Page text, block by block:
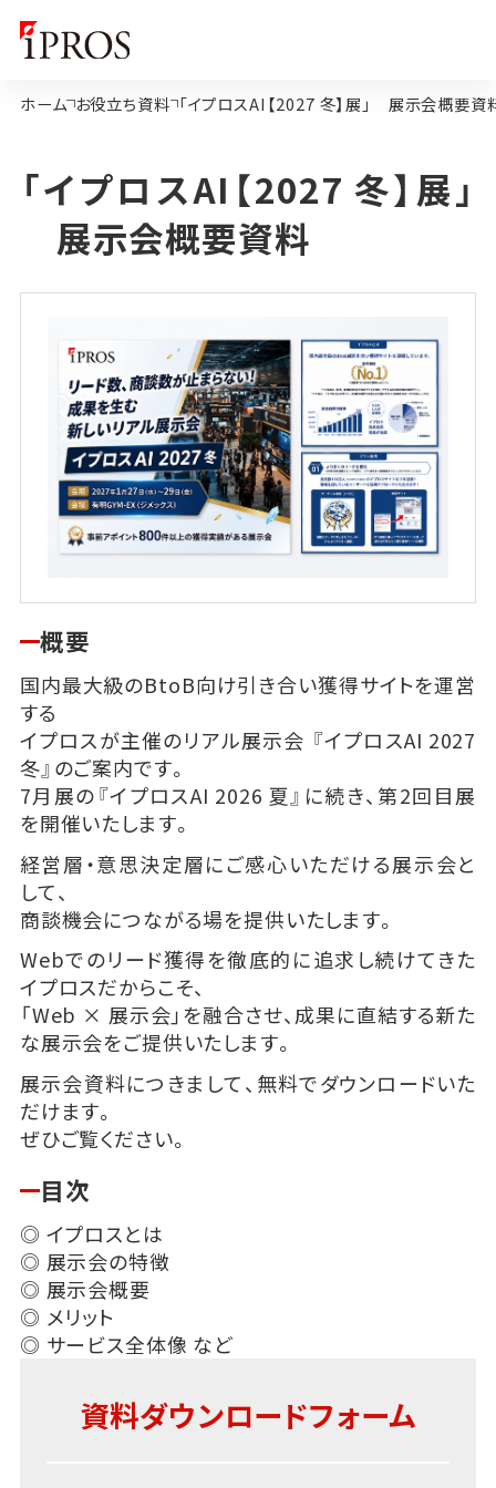
ホーム お役立ち資料 「イプロスAI【2027 冬】展」 展示会概要資
「イプロスAI【2027 冬】展」
展示会概要資料
概要
国内最大級のBtoB向け引き合い獲得サイトを運営
する
イプロスが主催のリアル展示会 『イプロスAI 2027
冬』のご案内です。
7月展の『イプロスAI 2026 夏』に続き、第2回目展
を開催いたします。
経営層・意思決定層にご感心いただける展示会と
して、
商談機会につながる場を提供いたします。
Webでのリード獲得を徹底的に追求し続けてきた
イプロスだからこそ、
「Web × 展示会」を融合させ、成果に直結する新た
な展示会をご提供いたします。
展示会資料につきまして、無料でダウンロードいた
だけます。
ぜひご覧ください。
目次
◎ イプロスとは
◎ 展示会の特徴
◎ 展示会概要
◎ メリット
◎ サービス全体像 など
資料ダウンロードフォーム